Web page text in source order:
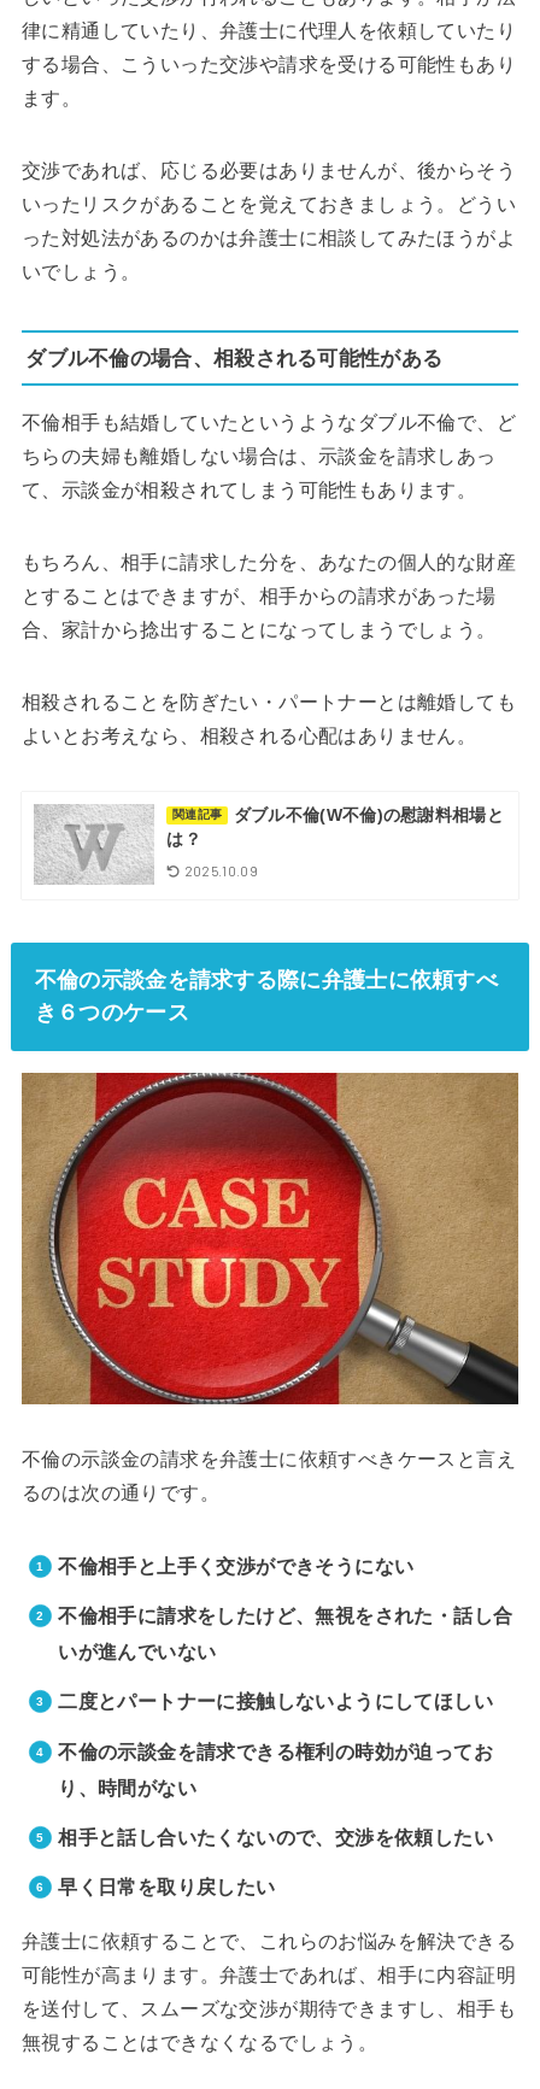
律に精通していたり、弁護士に代理人を依頼していたり
する場合、こういった交渉や請求を受ける可能性もあり
ます。
交渉であれば、応じる必要はありませんが、後からそう
いったリスクがあることを覚えておきましょう。どうい
った対処法があるのかは弁護士に相談してみたほうがよ
いでしょう。
ダブル不倫の場合、相殺される可能性がある
不倫相手も結婚していたというようなダブル不倫で、ど
ちらの夫婦も離婚しない場合は、示談金を請求しあっ
て、示談金が相殺されてしまう可能性もあります。
もちろん、相手に請求した分を、あなたの個人的な財産
とすることはできますが、相手からの請求があった場
合、家計から捻出することになってしまうでしょう。
相殺されることを防ぎたい・パートナーとは離婚しても
よいとお考えなら、相殺される心配はありません。
関連記事
ダブル不倫(W不倫)の慰謝料相場と
は？
2025.10.09
不倫の示談金を請求する際に弁護士に依頼すべ
き６つのケース
不倫の示談金の請求を弁護士に依頼すべきケースと言え
るのは次の通りです。
不倫相手と上手く交渉ができそうにない
不倫相手に請求をしたけど、無視をされた・話し合
いが進んでいない
二度とパートナーに接触しないようにしてほしい
不倫の示談金を請求できる権利の時効が迫ってお
り、時間がない
相手と話し合いたくないので、交渉を依頼したい
早く日常を取り戻したい
弁護士に依頼することで、これらのお悩みを解決できる
可能性が高まります。弁護士であれば、相手に内容証明
を送付して、スムーズな交渉が期待できますし、相手も
無視することはできなくなるでしょう。